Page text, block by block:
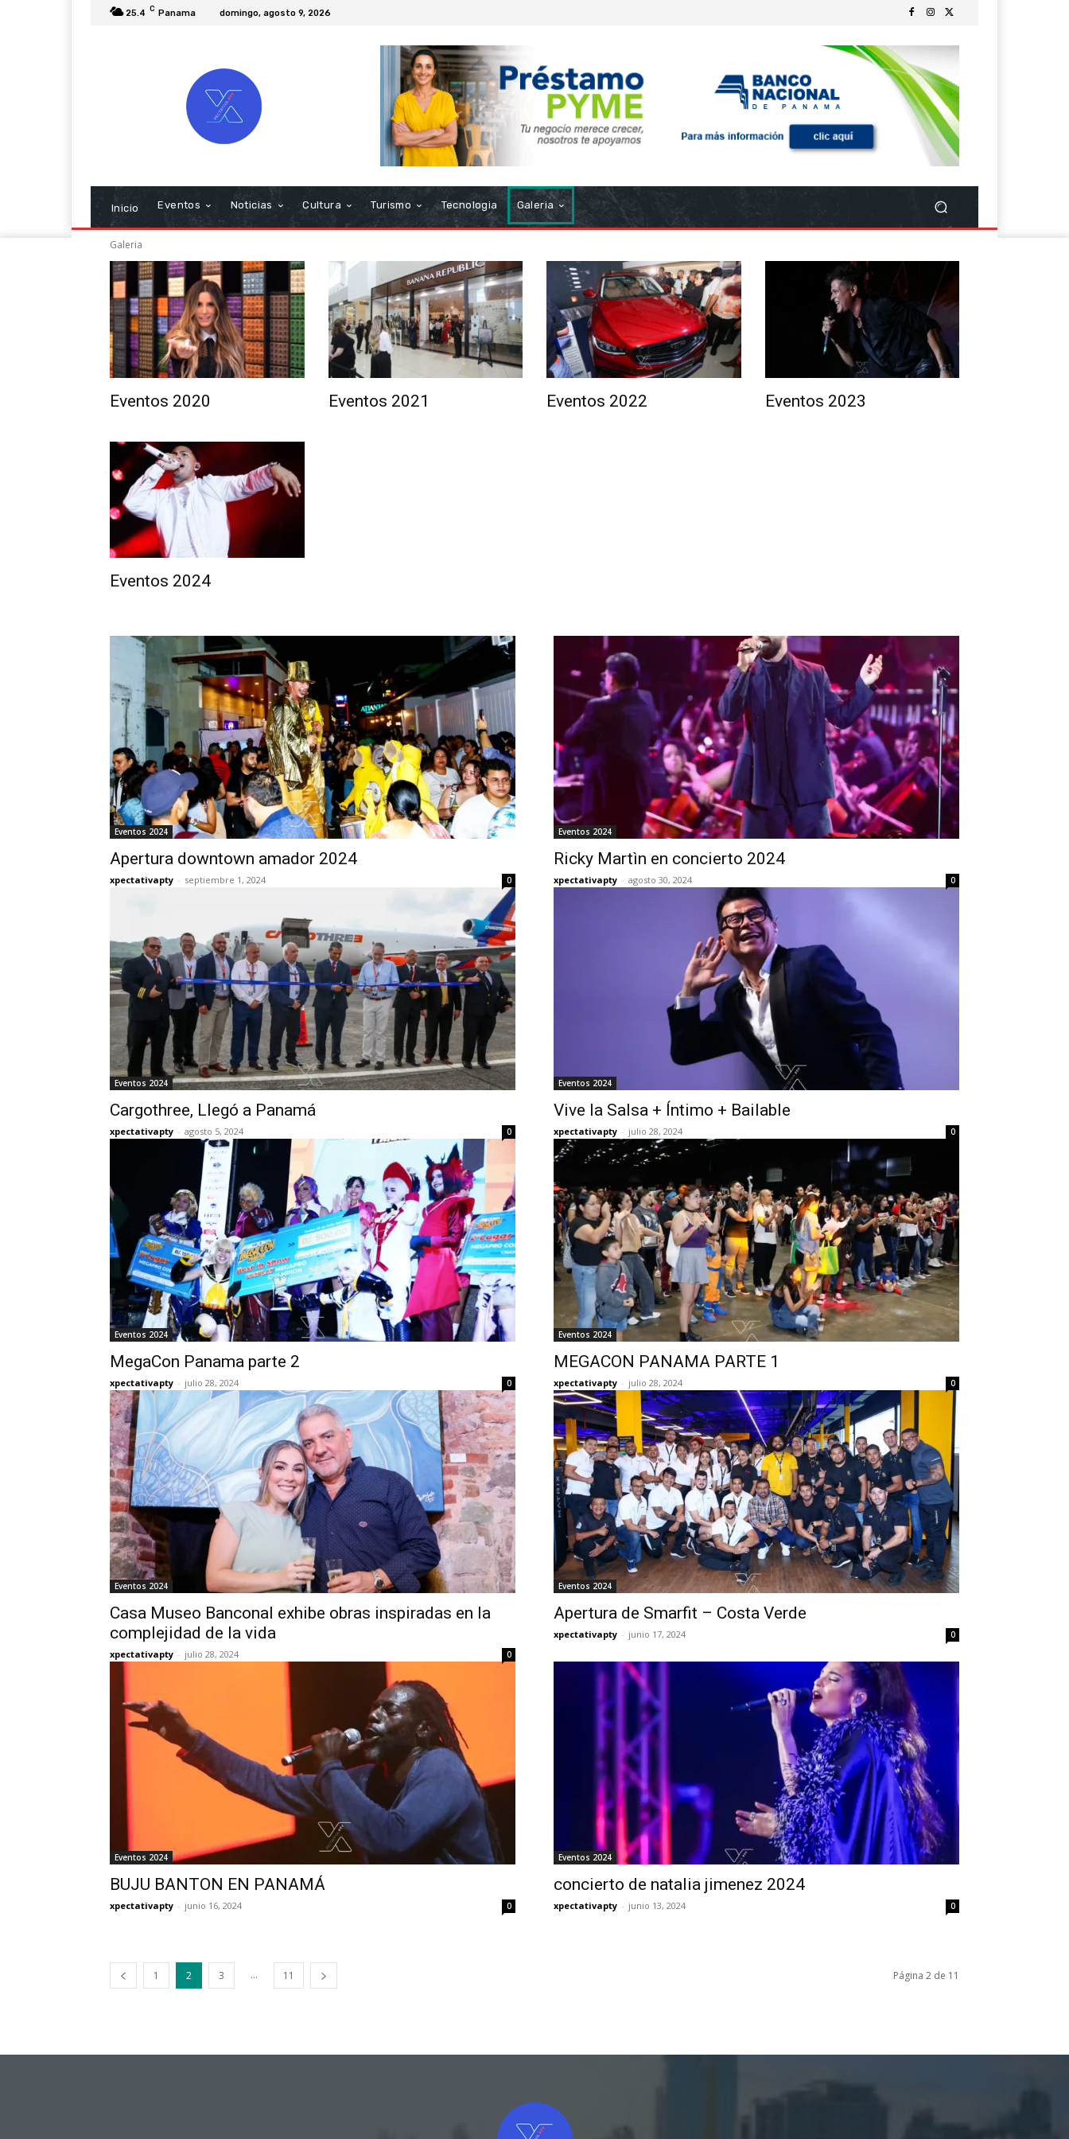
25.4 C Panama domingo, agosto 9, 2026
Inicio Eventos Noticias Cultura Turismo Tecnologia Galeria
Galeria
Eventos 2020 Eventos 2021 Eventos 2022 Eventos 2023
Eventos 2024
Eventos 2024
Apertura downtown amador 2024
xpectativapty - septiembre 1, 2024 0
Eventos 2024
Ricky Martìn en concierto 2024
xpectativapty - agosto 30, 2024 0
Eventos 2024
Cargothree, Llegó a Panamá
xpectativapty - agosto 5, 2024 0
Eventos 2024
Vive la Salsa + Íntimo + Bailable
xpectativapty - julio 28, 2024 0
Eventos 2024
MegaCon Panama parte 2
xpectativapty - julio 28, 2024 0
Eventos 2024
MEGACON PANAMA PARTE 1
xpectativapty - julio 28, 2024 0
Eventos 2024
Casa Museo Banconal exhibe obras inspiradas en la
complejidad de la vida
xpectativapty - julio 28, 2024 0
Eventos 2024
Apertura de Smarfit – Costa Verde
xpectativapty - junio 17, 2024 0
Eventos 2024
BUJU BANTON EN PANAMÁ
xpectativapty - junio 16, 2024 0
Eventos 2024
concierto de natalia jimenez 2024
xpectativapty - junio 13, 2024 0
1 2 3 ... 11 Página 2 de 11